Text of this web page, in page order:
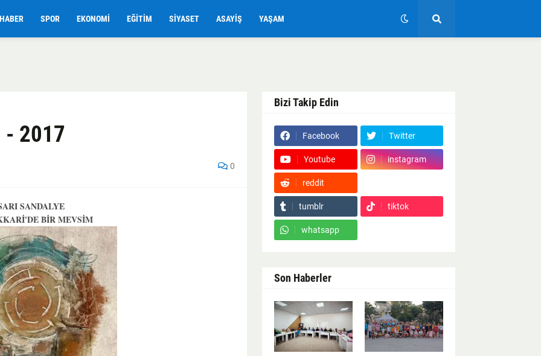
HABER SPOR EKONOMI EĞITIM SIYASET ASAYIŞ YAŞAM
- 2017
0
SANDALYE
BİR MEVSİM
Bizi Takip Edin
Facebook Twitter
Youtube instagram
reddit
tumblr tiktok
whatsapp
Son Haberler